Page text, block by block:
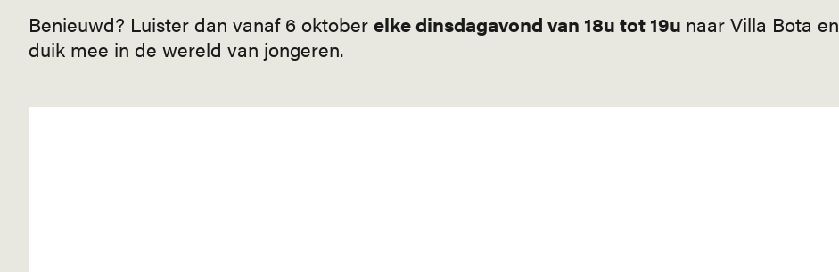
Benieuwd? Luister dan vanaf 6 oktoberelke dinsdagavond van 18u tot 19u naar Villa Bota en
duik mee in de wereld van jongeren.